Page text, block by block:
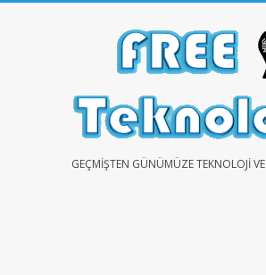
FREEGEÇMIŞTEN GÜNÜMÜZE TEKNOLOJI